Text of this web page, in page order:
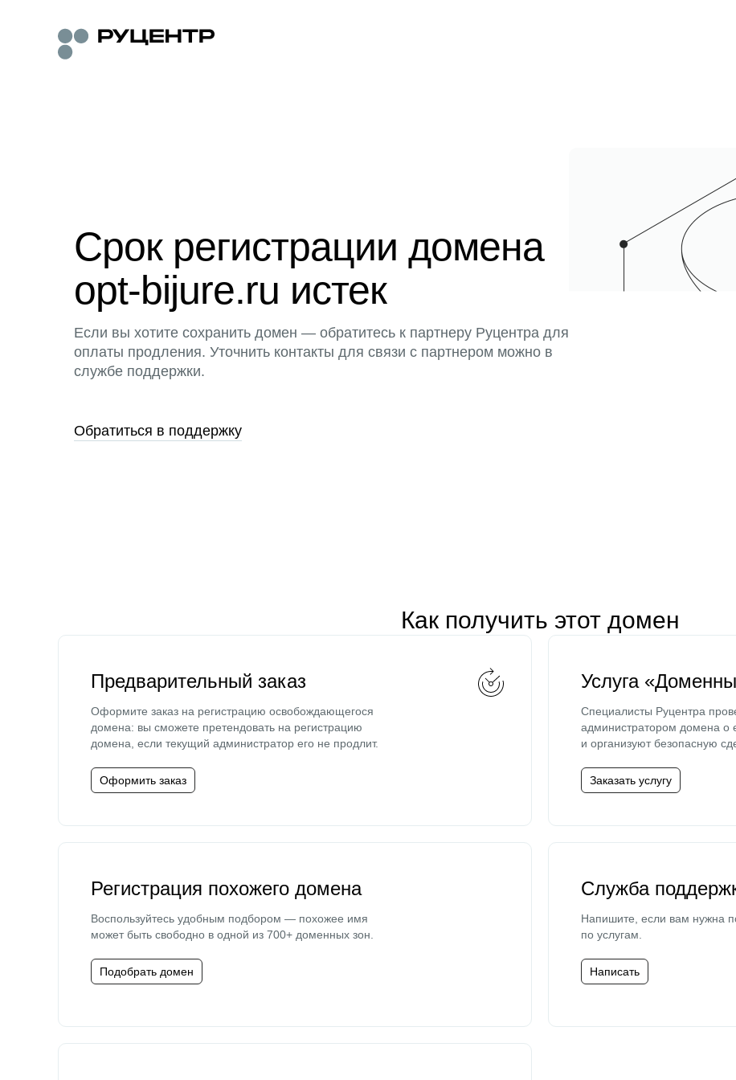
Срок регистрации домена
opt-bijure.ru истек
Если вы хотите сохранить домен — обратитесь к партнеру Руцентра для
оплаты продления. Уточнить контакты для связи с партнером можно в
службе поддержки.
Обратиться в поддержку
Как получить этот домен
Предварительный заказ
Оформите заказ на регистрацию освобождающегося
домена: вы сможете претендовать на регистрацию
домена, если текущий администратор его не продлит.
Оформить заказ
Услуга
Специалисты Руцентра
администратором домена о
и организуют безопасную
Заказать услугу
Регистрация похожего домена
Воспользуйтесь удобным подбором — похожее имя
может быть свободно в одной из 700+ доменных зон.
Подобрать домен
Служба
Напишите, если вам нужна
по услугам.
Написать